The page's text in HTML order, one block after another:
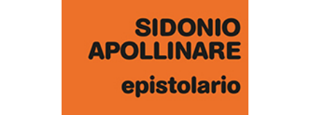
AGGIUNGI AL CARRELLO